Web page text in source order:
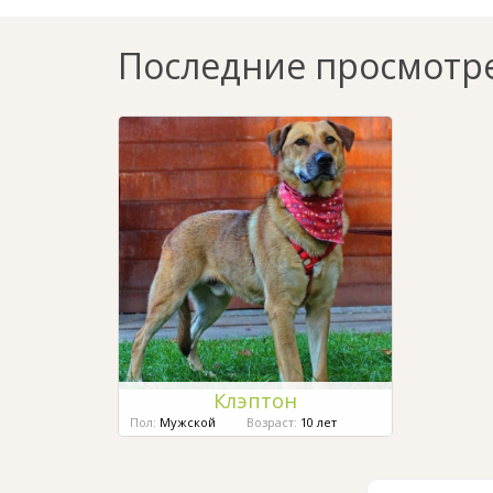
Последние
Клэптон
Пол: Мужской Возраст: 10 лет